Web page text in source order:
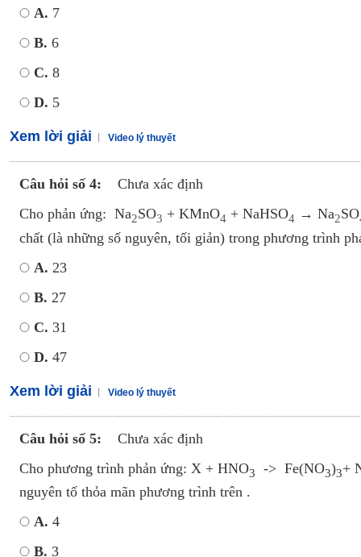
A. 7
B. 6
C. 8
D. 5
Xem lời giải Video lý thuyết
Câu hỏi số 4:
Chưa xác định
Cho phản ứng: Na2SO3 + KMnO4 + NaHSO4 → Na2SO
chất (là những số nguyên, tối giản) trong phương trình
A. 23
B. 27
C. 31
D. 47
Xem lời giải Video lý thuyết
Câu hỏi số 5:
Chưa xác định
Cho phương trình phản ứng: X + HNO3 -> Fe(NO­3)­3+
nguyên tố thỏa mãn phương trình trên .
A. 4
B. 3